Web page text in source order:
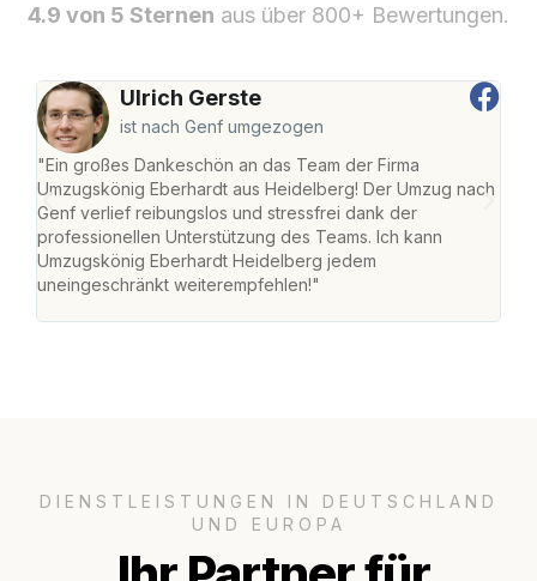
4.9 von 5 Sternen aus über 800+ Bewertungen.
Ulrich Gerste
ist nach Genf umgezogen
"Ein großes Dankeschön an das Team der Firma
Umzugskönig Eberhardt aus Heidelberg! Der Umzug nach
Genf verlief reibungslos und stressfrei dank der
professionellen Unterstützung des Teams. Ich kann
Umzugskönig Eberhardt Heidelberg jedem
uneingeschränkt weiterempfehlen!"
DIENSTLEISTUNGEN IN DEUTSCHLAND
UND EUROPA